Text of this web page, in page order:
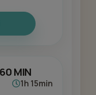
MIN
1h 15min